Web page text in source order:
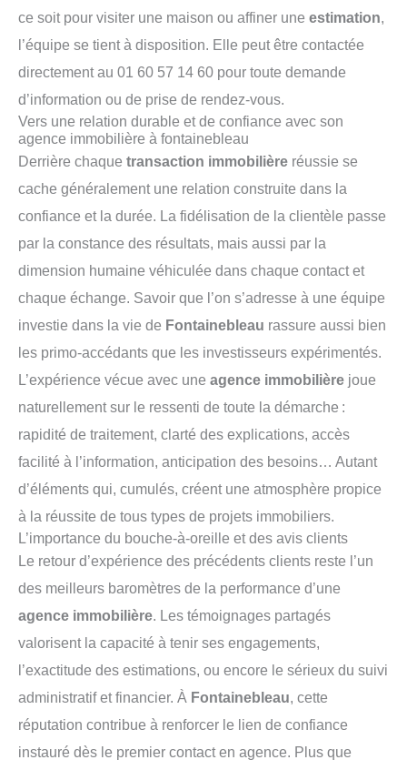
ce soit pour visiter une maison ou affiner une estimation,
l’équipe se tient à disposition. Elle peut être contactée
directement au 01 60 57 14 60 pour toute demande
d’information ou de prise de rendez-vous.
Vers une relation durable et de confiance avec son
agence immobilière à fontainebleau
Derrière chaque transaction immobilière réussie se
cache généralement une relation construite dans la
confiance et la durée. La fidélisation de la clientèle passe
par la constance des résultats, mais aussi par la
dimension humaine véhiculée dans chaque contact et
chaque échange. Savoir que l’on s’adresse à une équipe
investie dans la vie de Fontainebleau rassure aussi bien
les primo-accédants que les investisseurs expérimentés.
L’expérience vécue avec une agence immobilière joue
naturellement sur le ressenti de toute la démarche :
rapidité de traitement, clarté des explications, accès
facilité à l’information, anticipation des besoins… Autant
d’éléments qui, cumulés, créent une atmosphère propice
à la réussite de tous types de projets immobiliers.
L’importance du bouche-à-oreille et des avis clients
Le retour d’expérience des précédents clients reste l’un
des meilleurs baromètres de la performance d’une
agence immobilière. Les témoignages partagés
valorisent la capacité à tenir ses engagements,
l’exactitude des estimations, ou encore le sérieux du suivi
administratif et financier. À Fontainebleau, cette
réputation contribue à renforcer le lien de confiance
instauré dès le premier contact en agence. Plus que